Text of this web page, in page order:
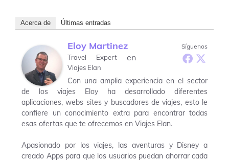
Acerca de Últimas entradas
Síguenos
Eloy Martinez
Travel Experten
Viajes Elan
Con una amplia experiencia en el sector
de los viajes Eloy ha desarrollado diferentes
aplicaciones, webs sites y buscadores de viajes, esto le
confiere un conocimiento extra para encontrar todas
esas ofertas que te ofrecemos en Viajes Elan.
Apasionado por los viajes, las aventuras y Disney a
creado Apps para que los usuarios puedan ahorrar cada